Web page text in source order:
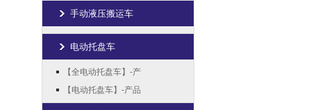
手动液压搬运车
电动托盘车
【全电动托盘车】-产
【电动托盘车】-产品